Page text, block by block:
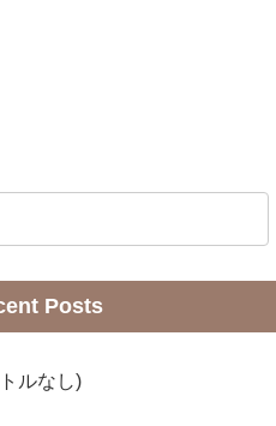
Posts
ルなし)